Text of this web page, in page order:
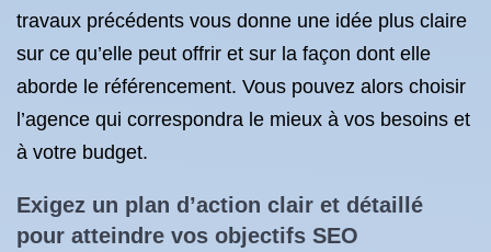
travaux précédents vous donne une idée plus claire
sur ce qu’elle peut offrir et sur la façon dont elle
aborde le référencement. Vous pouvez alors choisir
l’agence qui correspondra le mieux à vos besoins et
à votre budget.
Exigez un plan d’action clair et détaillé
pour atteindre vos objectifs SEO